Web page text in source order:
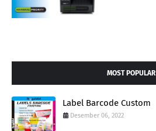
MOST POPULAR
Label Barcode Custom
Desember 06, 2022